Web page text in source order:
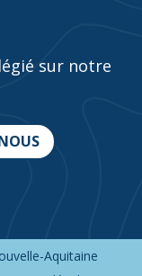
sur notre
Aquitaine